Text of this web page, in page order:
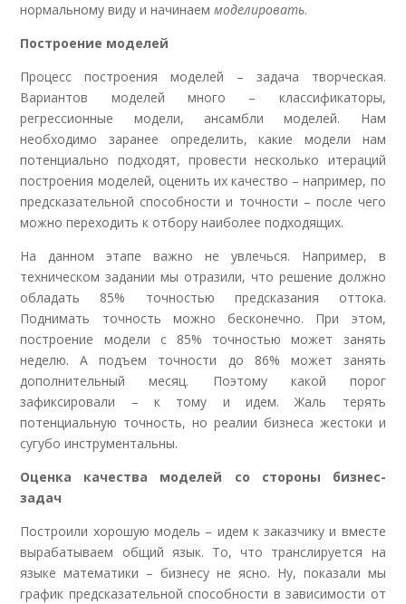
нормальному виду и начинаеммоделировать.
Построение моделей
Процесс построения моделей – задача творческая.
Вариантов моделей много – классификаторы,
регрессионные модели, ансамбли моделей. Нам
необходимо заранее определить, какие модели нам
потенциально подходят, провести несколько итераций
построения моделей, оценить их качество – например, по
предсказательной способности и точности – после чего
можно переходить к отбору наиболее подходящих.
На данном этапе важно не увлечься. Например, в
техническом задании мы отразили, что решение должно
обладать 85% точностью предсказания оттока.
Поднимать точность можно бесконечно. При этом,
построение модели с 85% точностью может занять
неделю. А подъем точности до 86% может занять
дополнительный месяц. Поэтому какой порог
зафиксировали – к тому и идем. Жаль терять
потенциальную точность, но реалии бизнеса жестоки и
сугубо инструментальны.
Оценка качества моделей со стороны бизнес-
задач
Построили хорошую модель – идем к заказчику и вместе
вырабатываем общий язык. То, что транслируется на
языке математики – бизнесу не ясно. Ну, показали мы
график предсказательной способности в зависимости от